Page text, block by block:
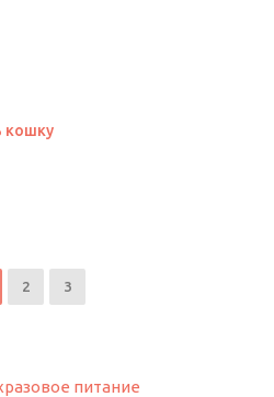
кошку
2 3
питание